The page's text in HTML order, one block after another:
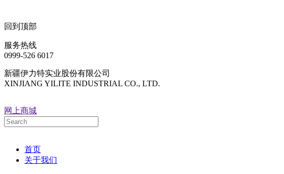
回到顶部
服务热线
0999-526 6017
新疆伊力特实业股份有限公司
XINJIANG YILITE INDUSTRIAL CO., LTD.
网上商城
首页
关于我们